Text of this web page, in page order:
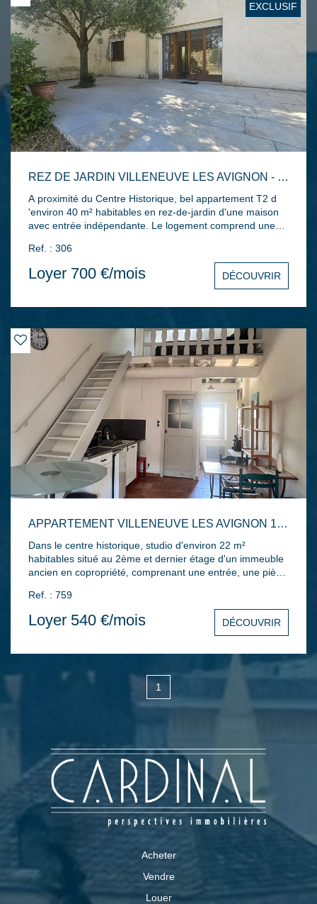
EXCLUSIF
REZ DE JARDIN VILLENEUVE LES AVIGNON - 2 PIÈCE(S) - 40M2
A proximité du Centre Historique, bel appartement T2 d
'environ 40 m² habitables en rez-de-jardin d'une maison
avec entrée indépendante. Le logement comprend une
grande chambre avec salle d'eau attenante. Terrasse
dallée de 37m² sans aucun vis-à-vis et emplacement
parking privatif. Eau comprise dans les charges.
Ref. : 306
Loyer 700 €/mois DÉCOUVRIR
APPARTEMENT VILLENEUVE LES AVIGNON 1 PIÈCE(S) 22 M2
Dans le centre historique, studio d'environ 22 m²
habitables situé au 2ème et dernier étage d'un immeuble
ancien en copropriété, comprenant une entrée, une pièce
un wc, une mezzanine pour le coin nuit. Double vitrage,
chauffage électrique... Disponible de suite.
Ref. : 759
Loyer 540 €/mois DÉCOUVRIR
1
Acheter
Vendre
Louer